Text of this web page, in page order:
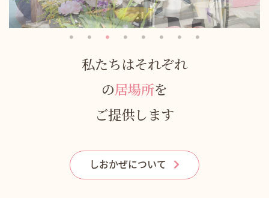
私たちはそれぞれ
の居場所を
ご提供します
しおかぜについて